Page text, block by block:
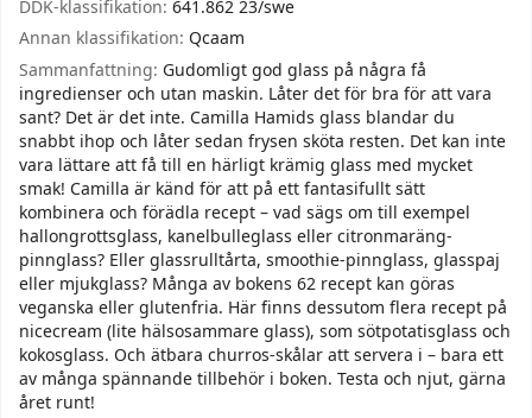
DDK-klassifikation: 641.862 23/swe
Annan klassifikation: Qcaam
Sammanfattning: Gudomligt god glass på några få
ingredienser och utan maskin. Låter det för bra för att vara
sant? Det är det inte. Camilla Hamids glass blandar du
snabbt ihop och låter sedan frysen sköta resten. Det kan inte
vara lättare att få till en härligt krämig glass med mycket
smak! Camilla är känd för att på ett fantasifullt sätt
kombinera och förädla recept – vad sägs om till exempel
hallongrottsglass, kanelbulleglass eller citronmaräng-
pinnglass? Eller glassrulltårta, smoothie-pinnglass, glasspaj
eller mjukglass? Många av bokens 62 recept kan göras
veganska eller glutenfria. Här finns dessutom flera recept på
nicecream (lite hälsosammare glass), som sötpotatisglass och
kokosglass. Och ätbara churros-skålar att servera i – bara ett
av många spännande tillbehör i boken. Testa och njut, gärna
året runt!